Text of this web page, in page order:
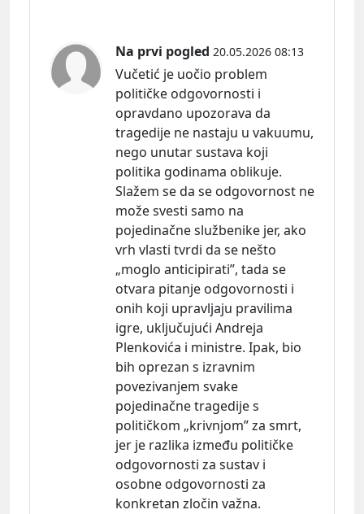
Na prvi pogled 20.05.2026 08:13
Vučetić je uočio problem
političke odgovornosti i
opravdano upozorava da
tragedije ne nastaju u vakuumu,
nego unutar sustava koji
politika godinama oblikuje.
Slažem se da se odgovornost ne
može svesti samo na
pojedinačne službenike jer, ako
vrh vlasti tvrdi da se nešto
„moglo anticipirati”, tada se
otvara pitanje odgovornosti i
onih koji upravljaju pravilima
igre, uključujući Andreja
Plenkovića i ministre. Ipak, bio
bih oprezan s izravnim
povezivanjem svake
pojedinačne tragedije s
političkom „krivnjom” za smrt,
jer je razlika između političke
odgovornosti za sustav i
osobne odgovornosti za
konkretan zločin važna.